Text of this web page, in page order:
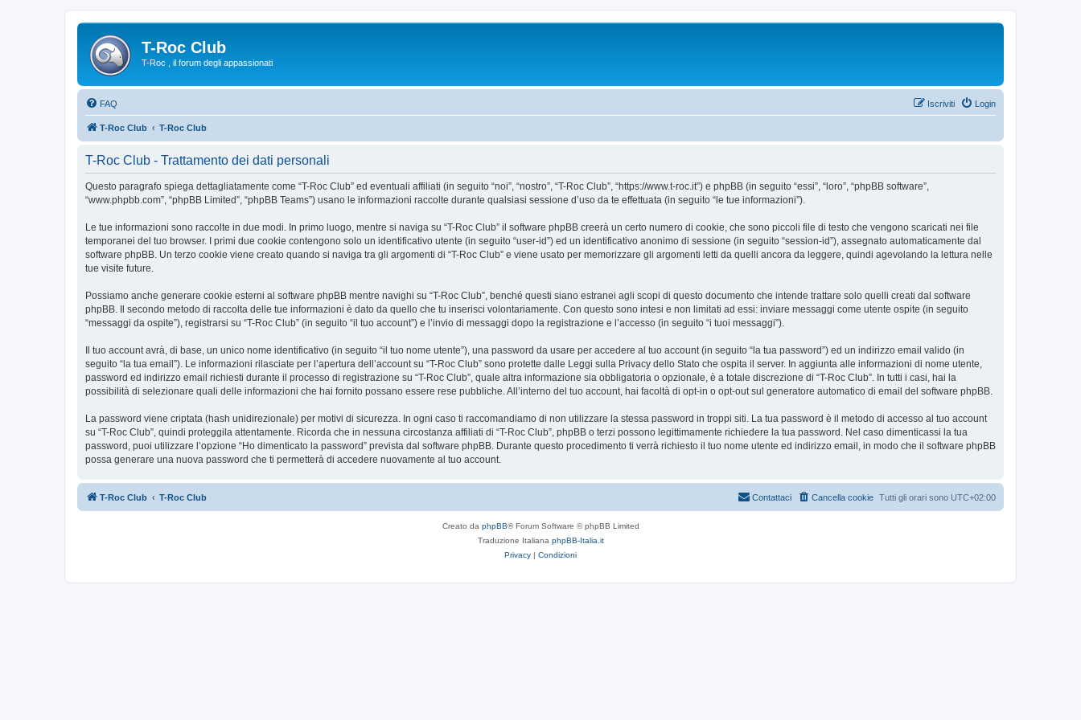
T-Roc Club
T-Roc , il forum degli appassionati
FAQ Login
Iscriviti
T-Roc Club T-Roc Club
T-Roc Club - Trattamento dei dati personali
Questo paragrafo spiega dettagliatamente come “T-Roc Club” ed eventuali affiliati (in seguito “noi”, “nostro”, “T-Roc Club”, “https://www.t-roc.it”) e phpBB (in seguito “essi”, “loro”, “phpBB software”,
“www.phpbb.com”, “phpBB Limited”, “phpBB Teams”) usano le informazioni raccolte durante qualsiasi sessione d’uso da te effettuata (in seguito “le tue informazioni”).
Le tue informazioni sono raccolte in due modi. In primo luogo, mentre si naviga su “T-Roc Club” il software phpBB creerà un certo numero di cookie, che sono piccoli file di testo che vengono scaricati nei file
temporanei del tuo browser. I primi due cookie contengono solo un identificativo utente (in seguito “user-id”) ed un identificativo anonimo di sessione (in seguito “session-id”), assegnato automaticamente dal
software phpBB. Un terzo cookie viene creato quando si naviga tra gli argomenti di “T-Roc Club” e viene usato per memorizzare gli argomenti letti da quelli ancora da leggere, quindi agevolando la lettura nelle
tue visite future.
Possiamo anche generare cookie esterni al software phpBB mentre navighi su “T-Roc Club”, benché questi siano estranei agli scopi di questo documento che intende trattare solo quelli creati dal software
phpBB. Il secondo metodo di raccolta delle tue informazioni è dato da quello che tu inserisci volontariamente. Con questo sono intesi e non limitati ad essi: inviare messaggi come utente ospite (in seguito
“messaggi da ospite”), registrarsi su “T-Roc Club” (in seguito “il tuo account”) e l’invio di messaggi dopo la registrazione e l’accesso (in seguito “i tuoi messaggi”).
Il tuo account avrà, di base, un unico nome identificativo (in seguito “il tuo nome utente”), una password da usare per accedere al tuo account (in seguito “la tua password”) ed un indirizzo email valido (in
seguito “la tua email”). Le informazioni rilasciate per l’apertura dell’account su “T-Roc Club” sono protette dalle Leggi sulla Privacy dello Stato che ospita il server. In aggiunta alle informazioni di nome utente,
password ed indirizzo email richiesti durante il processo di registrazione su “T-Roc Club”, quale altra informazione sia obbligatoria o opzionale, è a totale discrezione di “T-Roc Club”. In tutti i casi, hai la
possibilità di selezionare quali delle informazioni che hai fornito possano essere rese pubbliche. All’interno del tuo account, hai facoltà di opt-in o opt-out sul generatore automatico di email del software phpBB.
La password viene criptata (hash unidirezionale) per motivi di sicurezza. In ogni caso ti raccomandiamo di non utilizzare la stessa password in troppi siti. La tua password è il metodo di accesso al tuo account
su “T-Roc Club”, quindi proteggila attentamente. Ricorda che in nessuna circostanza affiliati di “T-Roc Club”, phpBB o terzi possono legittimamente richiedere la tua password. Nel caso dimenticassi la tua
password, puoi utilizzare l’opzione “Ho dimenticato la password” prevista dal software phpBB. Durante questo procedimento ti verrà richiesto il tuo nome utente ed indirizzo email, in modo che il software phpBB
possa generare una nuova password che ti permetterà di accedere nuovamente al tuo account.
T-Roc Club T-Roc Club Tutti gli orari sono UTC+02:00
Cancella cookie
Contattaci
Creato da phpBB® Forum Software © phpBB Limited
Traduzione Italiana phpBB-Italia.it
Privacy | Condizioni